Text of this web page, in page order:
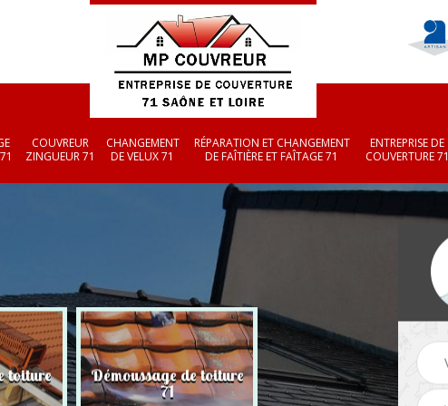
COUVREUR
ZINGUEUR 71
CHANGEMENT
DE VELUX 71
RÉPARATION ET CHANGEMENT
DE FAÎTIÈRE ET FAÎTAGE 71
ENTREPRISE DE
COUVERTURE 71
toiture Démoussage de toiture
71 Couvreur zingueur 71